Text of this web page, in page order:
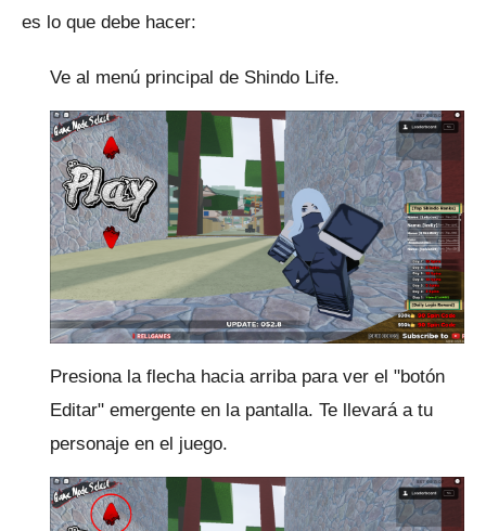
es lo que debe hacer:
Ve al menú principal de Shindo Life.
Presiona la flecha hacia arriba para ver el "botón
Editar" emergente en la pantalla. Te llevará a tu
personaje en el juego.